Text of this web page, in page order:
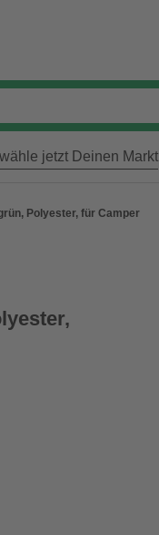
wähle jetzt Deinen Markt
Polyester, für Camper